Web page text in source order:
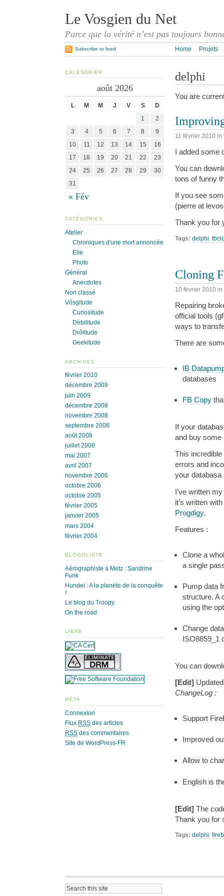
Le Vosgien du Net
Parce que la vérité n’est pas toujours
Home Projets
Subscribe to feed
delphi
You are
11 février 2010 in
I added some
You can
tons of funny
If you see
(pierre at
Thank you for
Tags: delphi
Cloning
10 février 2010 in
Repairing
official tools
ways to
There are
IB
databases
FB Copy
If your
and buy
This
errors and
your databasa
I’ve written
it’s written
Progdigy.
Features :
Clone a
a single
Pump data
structure. A
using the
Change
ISO8859_1
You can
[Edit]
ChangeLog :
Support
Improved
Allow to
English is
[Edit] The
Thank you for
Tags: delphi,
CALENDRIER
août 2026
L M M J V S D
« Fév
1
2
3
4 5 6 7 8
9
10
11 12 13 14 15
16
17
18 19 20 21 22
23
24
25 26 27 28 29
30
31
CATÉGORIES
Atelier
Chroniques d'une mort annoncée
Elle
Photo
Général
Anecdotes
Non classé
Vôsgitude
Curiositude
Débilitude
Drôlitude
Geekitude
ARCHIVES
février 2010
décembre 2009
juin 2009
décembre 2008
novembre 2008
septembre 2008
août 2008
juillet 2008
mai 2007
avril 2007
novembre 2006
octobre 2006
octobre 2005
février 2005
janvier 2005
mars 2004
février 2004
BLOGOLISTE
Aérographiste à Metz : Sandrine
Funk
Hundei : A la planète de la conquête
!
Le blog du Troopy
On the road
LIBRE
MÉTA
Connexion
Flux RSS des articles
RSS des commentaires
Site de WordPress-FR